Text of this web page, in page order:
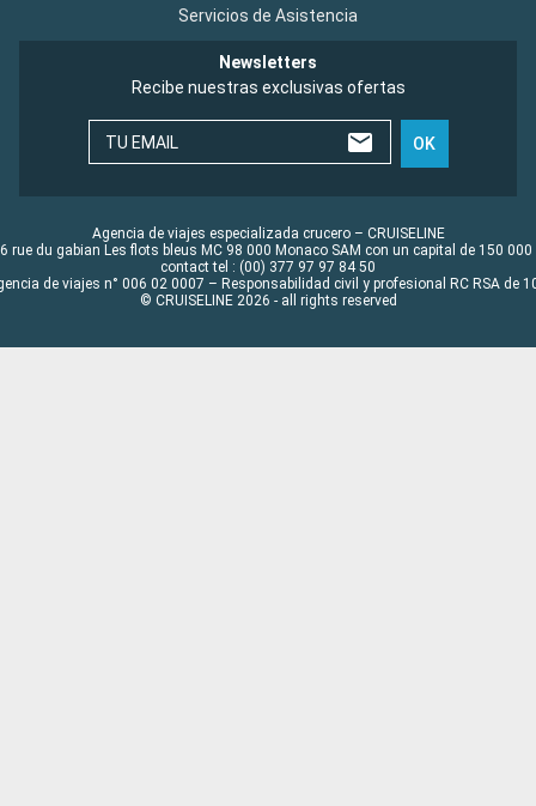
Servicios de Asistencia
Newsletters
Recibe nuestras exclusivas ofertas
TU EMAIL OK
Agencia de viajes especializada crucero – CRUISELINE
rue du gabian Les flots bleus MC 98 000 Monaco SAM con un capital de 150 000
contact tel : (00) 377 97 97 84 50
de viajes n° 006 02 0007 – Responsabilidad civil y profesional RC RSA de
© CRUISELINE 2026 - all rights reserved